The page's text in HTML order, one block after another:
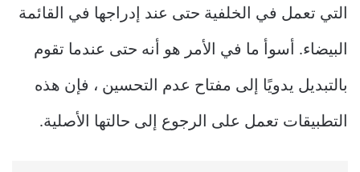
التي تعمل في الخلفية حتى عند إدراجها في القائمة
البيضاء. أسوأ ما في الأمر هو أنه حتى عندما تقوم
بالتبديل يدويًا إلى مفتاح عدم التحسين ، فإن هذه
التطبيقات تعمل على الرجوع إلى حالتها الأصلية.